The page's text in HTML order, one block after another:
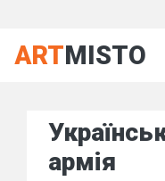
ARTMISTO
армія